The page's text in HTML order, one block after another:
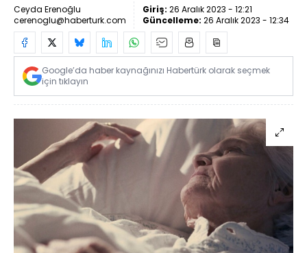
Ceyda Erenoğlu
cerenoglu@haberturk.com
Giriş: 26 Aralık 2023 - 12:21
Güncelleme: 26 Aralık 2023 - 12:34
Google’da haber kaynağınızı Habertürk olarak seçmek
için tıklayın